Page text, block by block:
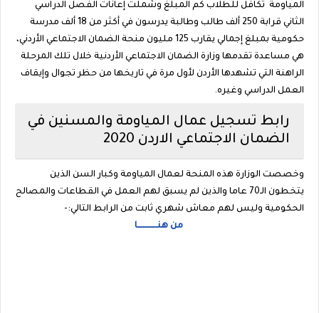
المياومة تكافل للطلاب كم المبلغ وشملت إعانات الفصل الدراسي
الثاني قرابة 250 ألف طالب وطالبة يدرسون في أكثر من 18 ألف مدرسة
حكومية بمبلغ إجمالي يقارب 125 مليون منحة الضمان الاجتماعي الأردني،
هي مساعدة تقدمها وزارة الضمان الاجتماعي الأردنية خلال تلك المرحلة
الراهنة التي تشهدها الأردن لأول مرة في تاريخها من حظر تجوال وإيقاف
العمل الدراسي وغيره.
رابط تسجيل عمال المياومة والمسنين في
الضمان الاجتماعي الاردن 2020
وخصصت الوزارة هذه المنحة لعمال المياومة وكبار السن الذين
يتخطون الـ70 عاما والذين لم يسبق لهم العمل في القطاعات والمصالح
الحكومية وليس لهم معاش شهري ثابت من الرابط التالي:-
من هنــــــــــــــا